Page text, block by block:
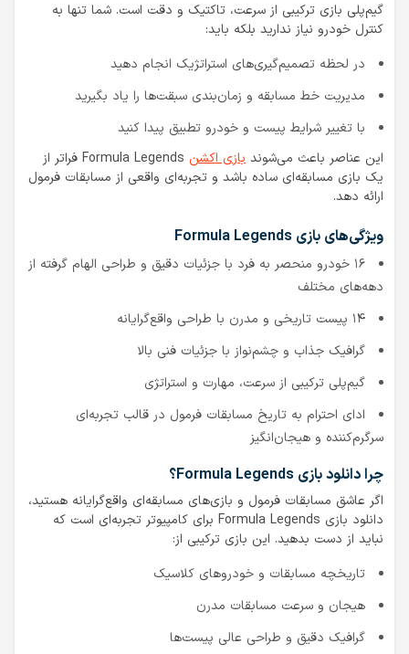
گیم‌پلی بازی ترکیبی از سرعت، تاکتیک و دقت است. شما تنها به
کنترل خودرو نیاز ندارید بلکه باید:
در لحظه تصمیم‌گیری‌های استراتژیک انجام دهید
مدیریت خط مسابقه و زمان‌بندی سبقت‌ها را یاد بگیرید
با تغییر شرایط پیست و خودرو تطبیق پیدا کنید
این عناصر باعث می‌شوند بازی اکشن
Formula Legends فراتر از
یک بازی مسابقه‌ای ساده باشد و تجربه‌ای واقعی از مسابقات فرمول
ارائه دهد.
ویژگی‌های بازی Formula Legends
۱۶ خودرو منحصر به فرد با جزئیات دقیق و طراحی الهام گرفته از
دهه‌های مختلف
۱۴ پیست تاریخی و مدرن با طراحی واقع‌گرایانه
گرافیک جذاب و چشم‌نواز با جزئیات فنی بالا
گیم‌پلی ترکیبی از سرعت، مهارت و استراتژی
ادای احترام به تاریخ مسابقات فرمول در قالب تجربه‌ای
سرگرم‌کننده و هیجان‌انگیز
چرا دانلود بازی Formula Legends؟
اگر عاشق مسابقات فرمول و بازی‌های مسابقه‌ای واقع‌گرایانه هستید،
دانلود بازی Formula Legends برای کامپیوتر تجربه‌ای است که
نباید از دست بدهید. این بازی ترکیبی از:
تاریخچه مسابقات و خودروهای کلاسیک
هیجان و سرعت مسابقات مدرن
گرافیک دقیق و طراحی عالی پیست‌ها